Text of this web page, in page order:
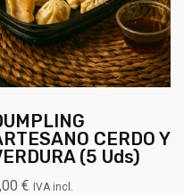
CERDO Y
(5 Uds)
€ IVA incl.